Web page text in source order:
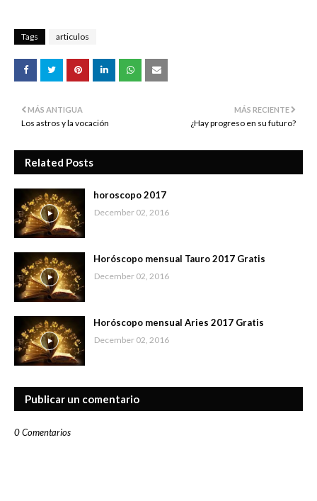
Tags articulos
MÁS RECIENTE
¿Hay progreso en su futuro?
MÁS ANTIGUA
Los astros y la vocación
Related Posts
horoscopo 2017
December 02, 2016
Horóscopo mensual Tauro 2017 Gratis
December 02, 2016
Horóscopo mensual Aries 2017 Gratis
December 02, 2016
Publicar un comentario
0 Comentarios